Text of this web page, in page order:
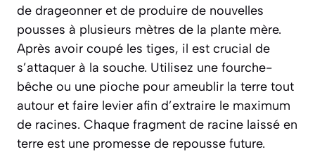
de drageonner et de produire de nouvelles
pousses à plusieurs mètres de la plante mère.
Après avoir coupé les tiges, il est crucial de
s’attaquer à la souche. Utilisez une fourche-
bêche ou une pioche pour ameublir la terre tout
autour et faire levier afin d’extraire le maximum
de racines. Chaque fragment de racine laissé en
terre est une promesse de repousse future.